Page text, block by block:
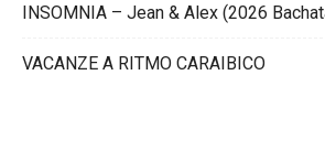
INSOMNIA – Jean & Alex (2026
VACANZE A RITMO CARAIBICO